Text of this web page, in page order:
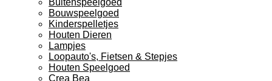
Buitenspeelgoed
Bouwspeelgoed
Kinderspelletjes
Houten Dieren
Lampjes
Loopauto's, Fietsen & Stepjes
Houten Speelgoed
Crea Bea